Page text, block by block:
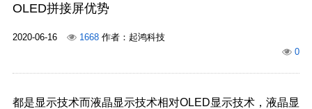
OLED拼接屏优势
2020-06-16 1668作者：起鸿科技
0
都是显示技术而液晶显示技术相对OLED显示技术，液晶显